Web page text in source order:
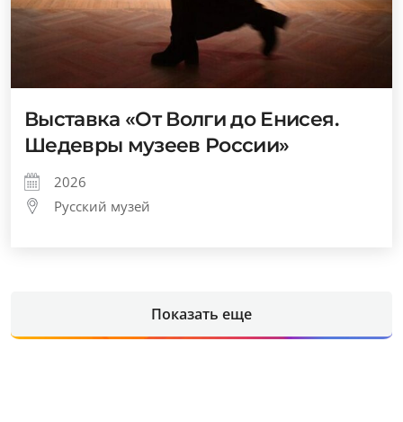
Выставка «От Волги до Енисея.
Шедевры музеев России»
2026
Русский музей
Показать еще